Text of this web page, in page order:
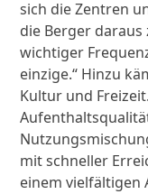
sich die Zentren
die Berger daraus
wichtiger
einzige.“ Hinzu
Kultur und
mit schneller
einem vielfältigen